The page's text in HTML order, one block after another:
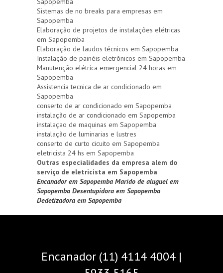
Sistemas de no breaks para empresas em
Sapopemba
Elaboração de projetos de instalações elétricas
em Sapopemba
Elaboração de laudos técnicos em Sapopemba
Instalação de painéis eletrônicos em Sapopemba
Manutenção elétrica emergencial 24 horas em
Sapopemba
Assistencia tecnica de ar condicionado em
Sapopemba
conserto de ar condicionado em Sapopemba
instalação de ar condicionado em Sapopemba
instalaçao de maquinas em Sapopemba
instalação de luminarias e lustres
conserto de curto cicuito em Sapopemba
eletricista 24 hs em Sapopemba
Outras especialidades da empresa alem do
serviço de eletricista em Sapopemba
Encanador em Sapopemba Marido de aluguel em
Sapopemba Desentupidora em Sapopemba
Dedetizadora em Sapopemba
Encanador (11) 4114 4004 |